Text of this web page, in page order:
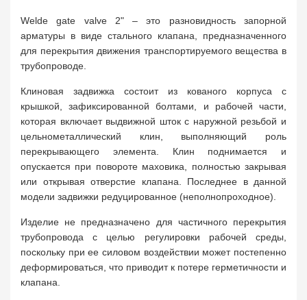
Welde gate valve 2" – это разновидность запорной
арматуры в виде стального клапана, предназначенного
для перекрытия движения транспортируемого вещества в
трубопроводе.
Клиновая задвижка состоит из кованого корпуса с
крышкой, зафиксированной болтами, и рабочей части,
которая включает выдвижной шток с наружной резьбой и
цельнометаллический клин, выполняющий роль
перекрывающего элемента. Клин поднимается и
опускается при повороте маховика, полностью закрывая
или открывая отверстие клапана. Последнее в данной
модели задвижки редуцированное (неполнопроходное).
Изделие не предназначено для частичного перекрытия
трубопровода с целью регулировки рабочей среды,
поскольку при ее силовом воздействии может постепенно
деформироваться, что приводит к потере герметичности и
клапана.